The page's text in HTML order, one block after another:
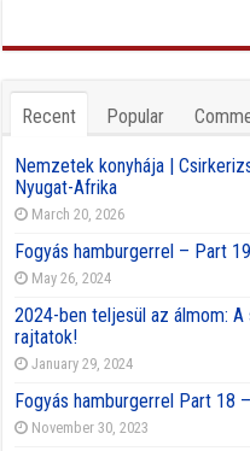
Recent Popular
Nemzetek konyhája |
Nyugat-Afrika
March 20, 2026
Fogyás hamburgerrel – Part
May 26, 2024
2024-ben teljesül az álmom:
rajtatok!
January 29, 2024
Fogyás hamburgerrel Part 18
November 30, 2023